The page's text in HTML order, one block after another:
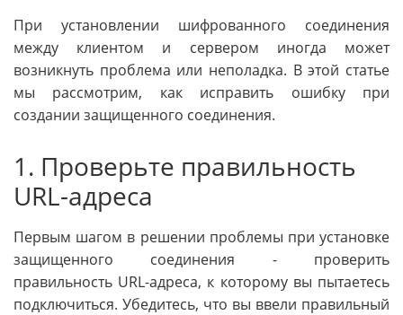
При установлении шифрованного соединения
между клиентом и сервером иногда может
возникнуть проблема или неполадка. В этой статье
мы рассмотрим, как исправить ошибку при
создании защищенного соединения.
1. Проверьте правильность
URL-адреса
Первым шагом в решении проблемы при установке
защищенного соединения - проверить
правильность URL-адреса, к которому вы пытаетесь
подключиться. Убедитесь, что вы ввели правильный